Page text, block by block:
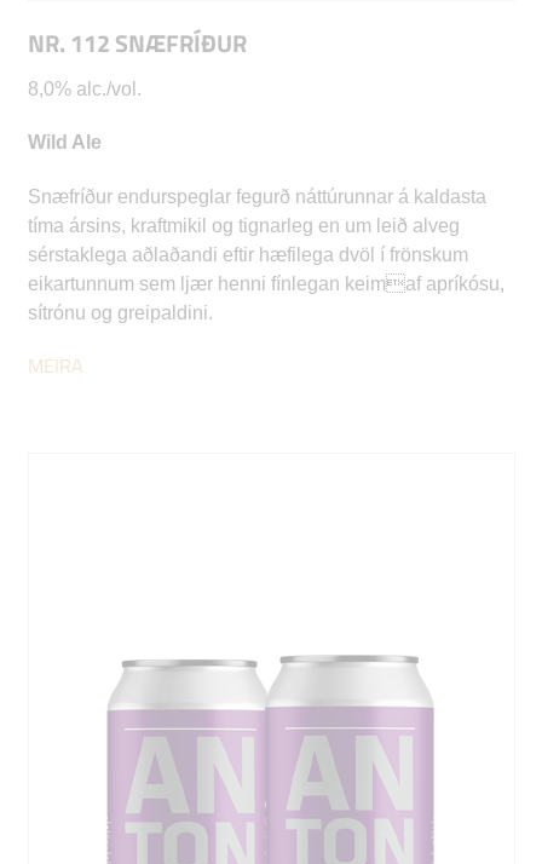
NR. 112 SNÆFRÍÐUR
8,0% alc./vol.
Wild Ale
Snæfríður endurspeglar fegurð náttúrunnar á kaldasta
tíma ársins, kraftmikil og tignarleg en um leið alveg
sérstaklega aðlaðandi eftir hæfilega dvöl í frönskum
eikartunnum sem ljær henni fínlegan keimaf apríkósu,
sítrónu og greipaldini.
MEIRA